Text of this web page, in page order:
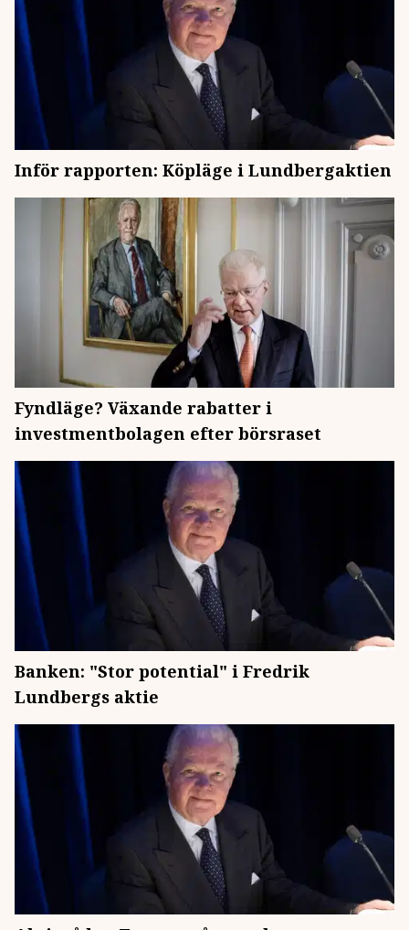
Inför rapporten: Köpläge i Lundbergaktien
Fyndläge? Växande rabatter i
investmentbolagen efter börsraset
Banken: "Stor potential" i Fredrik
Lundbergs aktie